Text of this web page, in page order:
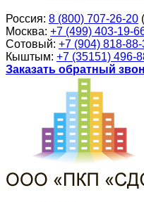
Россия: 8 (800) 707-26-20
Москва: +7 (499) 403-19-
Сотовый: +7 (904) 818-
Кыштым: +7 (35151) 496-
Заказать обратный